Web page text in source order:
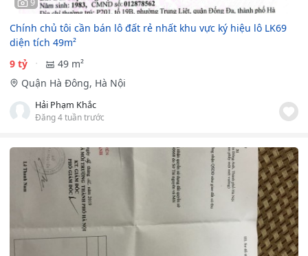
9
Chính chủ tôi cần bán lô đất rẻ nhất khu vực ký hiệu lô LK69
diện tích 49m²
9 tỷ
49 m²
Quận Hà Đông, Hà Nội
Hải Phạm Khắc
Đăng 4 tuần trước